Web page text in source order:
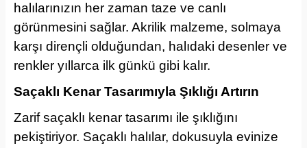
halılarınızın her zaman taze ve canlı
görünmesini sağlar. Akrilik malzeme, solmaya
karşı dirençli olduğundan, halıdaki desenler ve
renkler yıllarca ilk günkü gibi kalır.
Saçaklı Kenar Tasarımıyla Şıklığı Artırın
Zarif saçaklı kenar tasarımı ile şıklığını
pekiştiriyor. Saçaklı halılar, dokusuyla evinize